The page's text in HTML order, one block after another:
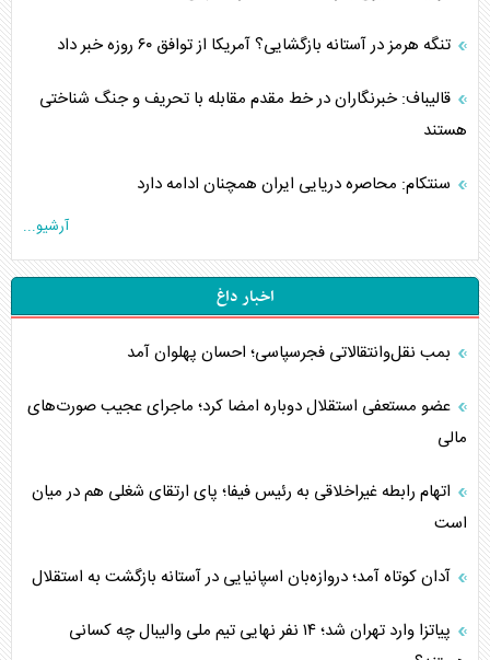
تنگه هرمز در آستانه بازگشایی؟ آمریکا از توافق ۶۰ روزه خبر داد
قالیباف: خبرنگاران در خط مقدم مقابله با تحریف و جنگ شناختی
هستند
سنتکام: محاصره دریایی ایران همچنان ادامه دارد
آرشیو...
اخبار داغ
بمب نقل‌وانتقالاتی فجرسپاسی؛ احسان پهلوان آمد
عضو مستعفی استقلال دوباره امضا کرد؛ ماجرای عجیب صورت‌های
مالی
اتهام رابطه غیراخلاقی به رئیس فیفا؛ پای ارتقای شغلی هم در میان
است
آدان کوتاه آمد؛ دروازه‌بان اسپانیایی در آستانه بازگشت به استقلال
پیاتزا وارد تهران شد؛ ۱۴ نفر نهایی تیم ملی والیبال چه کسانی